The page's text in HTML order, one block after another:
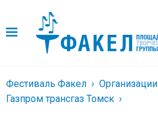
Фестиваль Факел
Организации
Газпром трансгаз Томск